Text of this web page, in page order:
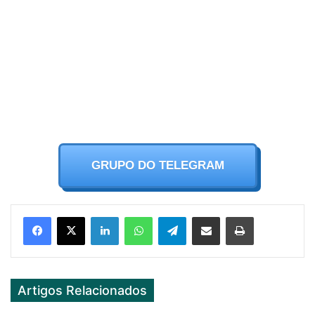
GRUPO DO TELEGRAM
Telegram
Artigos Relacionados